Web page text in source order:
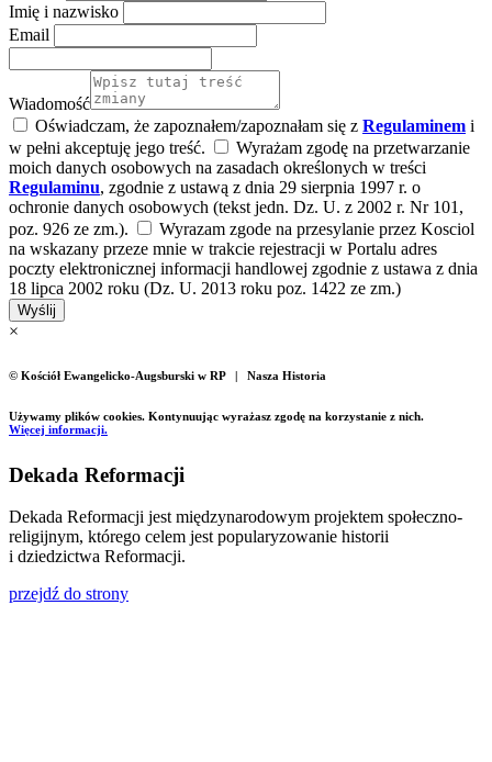
Imię i nazwisko
Email
Wiadomość
Oświadczam, że zapoznałem/zapoznałam się z Regulaminem i
w pełni akceptuję jego treść.
Wyrażam zgodę na przetwarzanie
moich danych osobowych na zasadach określonych w treści
Regulaminu, zgodnie z ustawą z dnia 29 sierpnia 1997 r. o
ochronie danych osobowych (tekst jedn. Dz. U. z 2002 r. Nr 101,
poz. 926 ze zm.).
Wyrazam zgode na przesylanie przez Kosciol
na wskazany przeze mnie w trakcie rejestracji w Portalu adres
poczty elektronicznej informacji handlowej zgodnie z ustawa z dnia
18 lipca 2002 roku (Dz. U. 2013 roku poz. 1422 ze zm.)
Wyślij
×
© Kościół Ewangelicko-Augsburski w RP | Nasza Historia
Używamy plików cookies. Kontynuując wyrażasz zgodę na korzystanie z nich.
Więcej informacji.
Dekada Reformacji
Dekada Reformacji jest międzynarodowym projektem społeczno-
religijnym, którego celem jest popularyzowanie historii
i dziedzictwa Reformacji.
przejdź do strony